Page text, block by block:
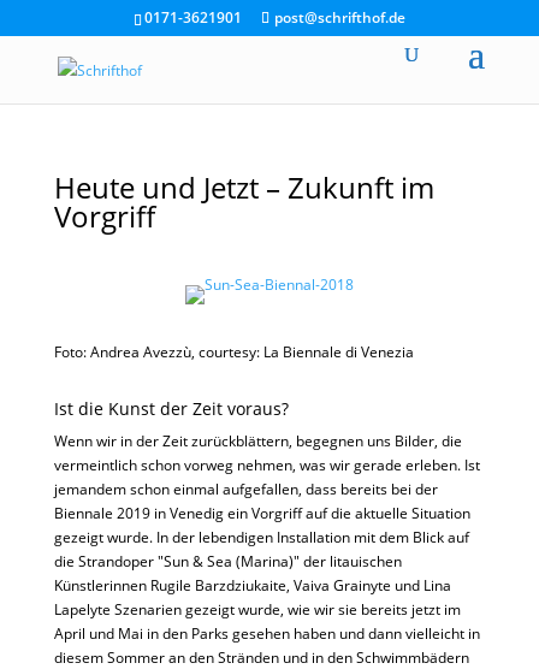
0171-3621901 post@schrifthof.de
Heute und Jetzt – Zukunft im
Vorgriff
Foto: Andrea Avezzù, courtesy: La Biennale di Venezia
Ist die Kunst der Zeit voraus?
Wenn wir in der Zeit zurückblättern, begegnen uns Bilder, die
vermeintlich schon vorweg nehmen, was wir gerade erleben. Ist
jemandem schon einmal aufgefallen, dass bereits bei der
Biennale 2019 in Venedig ein Vorgriff auf die aktuelle Situation
gezeigt wurde. In der lebendigen Installation mit dem Blick auf
die Strandoper "Sun & Sea (Marina)" der litauischen
Künstlerinnen Rugile Barzdziukaite, Vaiva Grainyte und Lina
Lapelyte Szenarien gezeigt wurde, wie wir sie bereits jetzt im
April und Mai in den Parks gesehen haben und dann vielleicht in
diesem Sommer an den Stränden und in den Schwimmbädern